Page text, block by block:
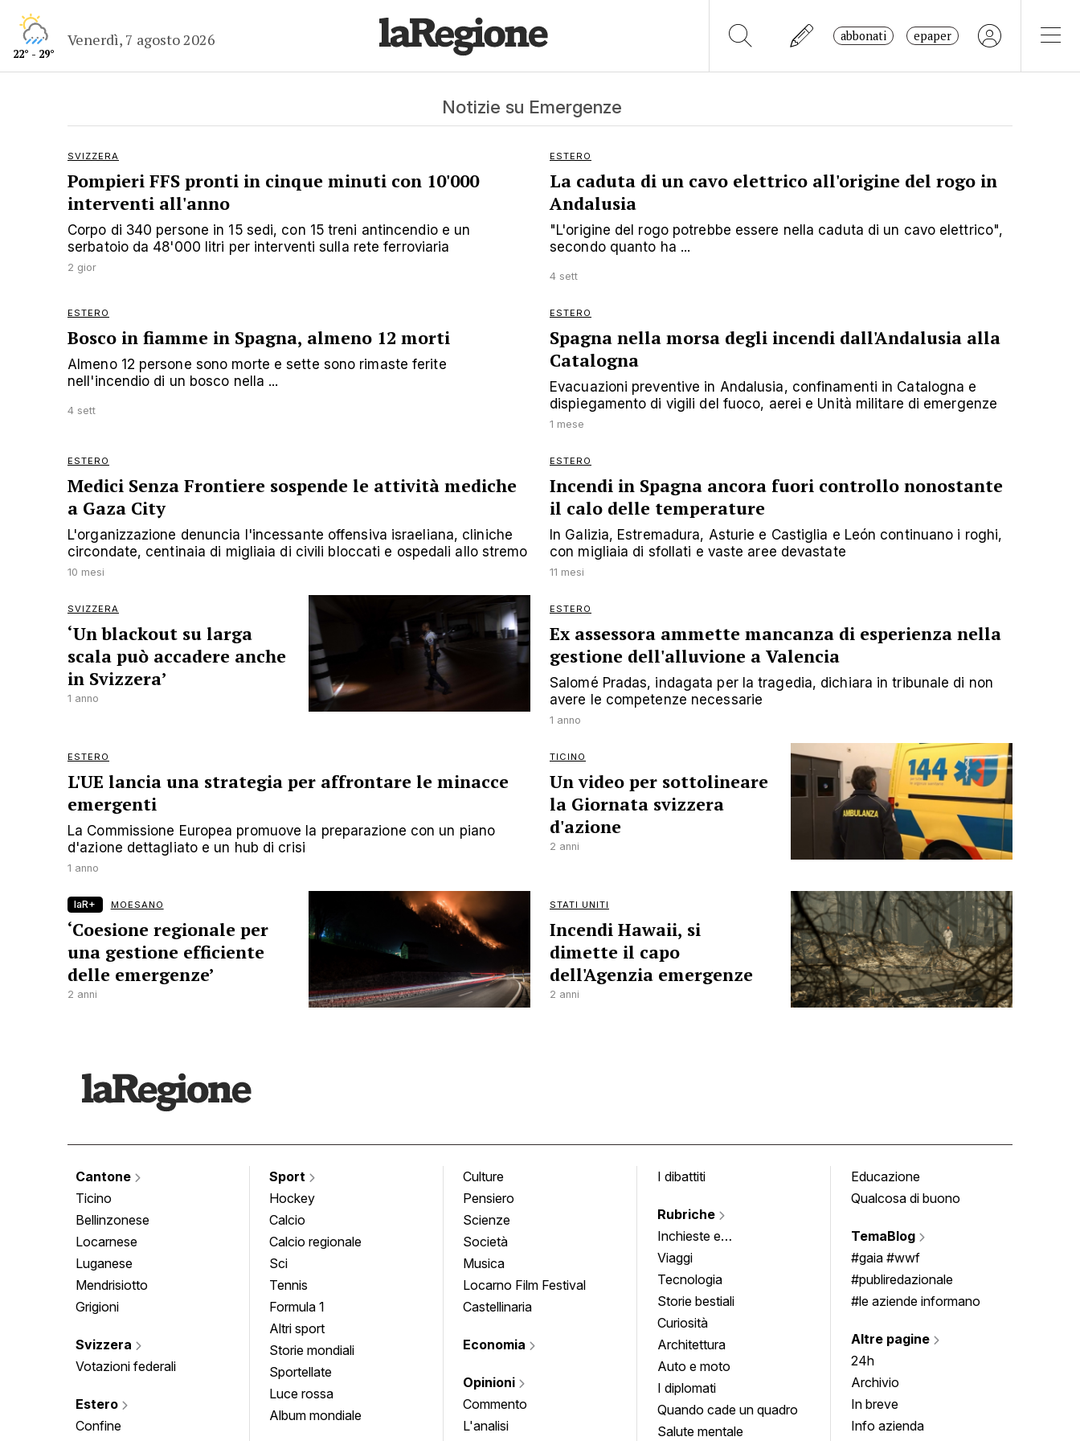
22° - 29°
Venerdì, 7 agosto 2026 abbonati epaper
Notizie su Emergenze
SVIZZERA
Pompieri FFS pronti in cinque minuti con 10'000
interventi all'anno
Corpo di 340 persone in 15 sedi, con 15 treni antincendio e un
serbatoio da 48'000 litri per interventi sulla rete ferroviaria
2 gior
ESTERO
La caduta di un cavo elettrico all'origine del rogo in
Andalusia
"L'origine del rogo potrebbe essere nella caduta di un cavo elettrico",
secondo quanto ha ...
4 sett
ESTERO
Bosco in fiamme in Spagna, almeno 12 morti
Almeno 12 persone sono morte e sette sono rimaste ferite
nell'incendio di un bosco nella ...
4 sett
ESTERO
Spagna nella morsa degli incendi dall'Andalusia alla
Catalogna
Evacuazioni preventive in Andalusia, confinamenti in Catalogna e
dispiegamento di vigili del fuoco, aerei e Unità militare di emergenze
1 mese
ESTERO
Medici Senza Frontiere sospende le attività mediche
a Gaza City
L'organizzazione denuncia l'incessante offensiva israeliana, cliniche
circondate, centinaia di migliaia di civili bloccati e ospedali allo stremo
10 mesi
ESTERO
Incendi in Spagna ancora fuori controllo nonostante
il calo delle temperature
In Galizia, Estremadura, Asturie e Castiglia e León continuano i roghi,
con migliaia di sfollati e vaste aree devastate
11 mesi
SVIZZERA
‘Un blackout su larga
scala può accadere anche
in Svizzera’
1 anno
ESTERO
Ex assessora ammette mancanza di esperienza nella
gestione dell'alluvione a Valencia
Salomé Pradas, indagata per la tragedia, dichiara in tribunale di non
avere le competenze necessarie
1 anno
ESTERO
L'UE lancia una strategia per affrontare le minacce
emergenti
La Commissione Europea promuove la preparazione con un piano
d'azione dettagliato e un hub di crisi
1 anno
TICINO
Un video per sottolineare
la Giornata svizzera
d'azione
2 anni
laR+ MOESANO
‘Coesione regionale per
una gestione efficiente
delle emergenze’
2 anni
STATI UNITI
Incendi Hawaii, si
dimette il capo
dell'Agenzia emergenze
2 anni
Cantone
Ticino
Bellinzonese
Locarnese
Luganese
Mendrisiotto
Grigioni
Svizzera
Votazioni federali
Estero
Confine
Sport
Hockey
Calcio
Calcio regionale
Sci
Tennis
Formula 1
Altri sport
Storie mondiali
Sportellate
Luce rossa
Album mondiale
Culture
Pensiero
Scienze
Società
Musica
Locarno Film Festival
Castellinaria
Economia
Opinioni
Commento
L'analisi
I dibattiti
Rubriche
Inchieste e
approfondimenti
Viaggi
Tecnologia
Storie bestiali
Curiosità
Architettura
Auto e moto
I diplomati
Quando cade un quadro
Salute mentale
Educazione
Qualcosa di buono
TemaBlog
#gaia #wwf
#publiredazionale
#le aziende informano
Altre pagine
24h
Archivio
In breve
Info azienda